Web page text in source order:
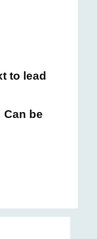
to lead
be